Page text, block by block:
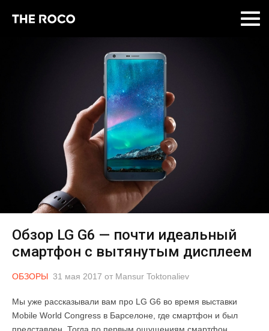
Обзор LG G6 — почти идеальный
смартфон с вытянутым дисплеем
ОБЗОРЫ 31 мая 2017 от Mansur Toktonaliev
Мы уже рассказывали вам про LG G6 во время выставки
Mobile World Congress в Барселоне, где смартфон и был
представлен. Тогда по первым ощущениям смартфон